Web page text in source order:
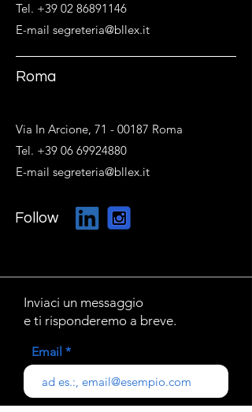
Tel. +39 02 86891146
E-mail segreteria@bllex.it
Roma
Via In Arcione, 71 - 00187 Roma
Tel. +39 06 69924880
E-mail segreteria@bllex.it
Follow
Inviaci un messaggio
e ti risponderemo a breve.
Email